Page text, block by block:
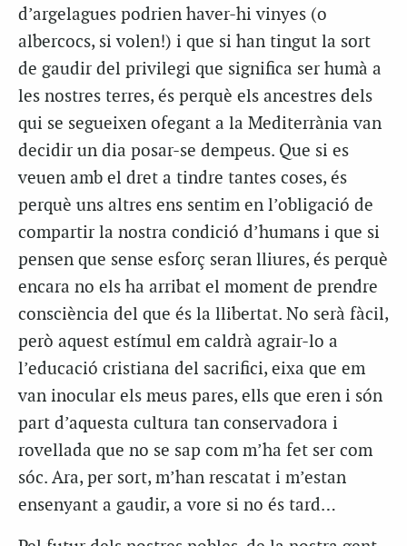
d’argelagues podrien haver-hi vinyes (o
albercocs, si volen!) i que si han tingut la sort
de gaudir del privilegi que significa ser humà a
les nostres terres, és perquè els ancestres dels
qui se segueixen ofegant a la Mediterrània van
decidir un dia posar-se dempeus. Que si es
veuen amb el dret a tindre tantes coses, és
perquè uns altres ens sentim en l’obligació de
compartir la nostra condició d’humans i que si
pensen que sense esforç seran lliures, és perquè
encara no els ha arribat el moment de prendre
consciència del que és la llibertat. No serà fàcil,
però aquest estímul em caldrà agrair-lo a
l’educació cristiana del sacrifici, eixa que em
van inocular els meus pares, ells que eren i són
part d’aquesta cultura tan conservadora i
rovellada que no se sap com m’ha fet ser com
sóc. Ara, per sort, m’han rescatat i m’estan
ensenyant a gaudir, a vore si no és tard…